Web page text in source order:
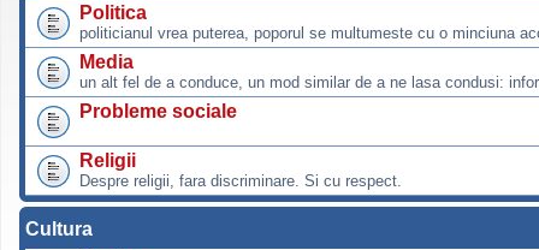
Politica
politicianul vrea puterea, poporul se multumeste cu o minciuna
Media
un alt fel de a conduce, un mod similar de a ne lasa condusi:
Probleme sociale
Religii
Despre religii, fara discriminare. Si cu respect.
Cultura